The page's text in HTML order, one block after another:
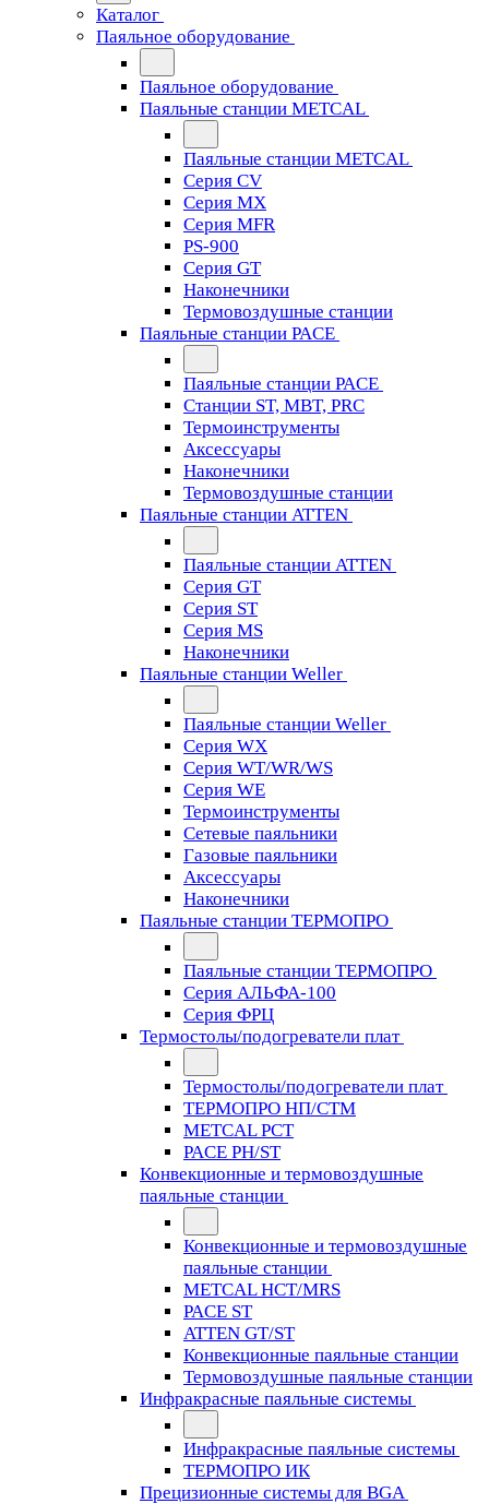
Каталог
Паяльное оборудование
Паяльное оборудование
Паяльные станции METCAL
Паяльные станции METCAL
Серия CV
Серия MX
Серия MFR
PS-900
Серия GT
Наконечники
Термовоздушные станции
Паяльные станции PACE
Паяльные станции PACE
Станции ST, MBT, PRC
Термоинструменты
Аксессуары
Наконечники
Термовоздушные станции
Паяльные станции ATTEN
Паяльные станции ATTEN
Серия GT
Серия ST
Серия MS
Наконечники
Паяльные станции Weller
Паяльные станции Weller
Серия WX
Серия WT/WR/WS
Серия WE
Термоинструменты
Сетевые паяльники
Газовые паяльники
Аксессуары
Наконечники
Паяльные станции ТЕРМОПРО
Паяльные станции ТЕРМОПРО
Серия АЛЬФА-100
Серия ФРЦ
Термостолы/подогреватели плат
Термостолы/подогреватели плат
ТЕРМОПРО НП/СТМ
METCAL PCT
PACE PH/ST
Конвекционные и термовоздушные
паяльные станции
Конвекционные и термовоздушные
паяльные станции
METCAL HCT/MRS
PACE ST
ATTEN GT/ST
Конвекционные паяльные станции
Термовоздушные паяльные станции
Инфракрасные паяльные системы
Инфракрасные паяльные системы
ТЕРМОПРО ИК
Прецизионные системы для BGA